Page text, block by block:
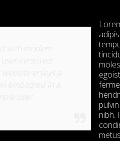
with modern
centered
enjoys a
embodied in a
user
nibh.